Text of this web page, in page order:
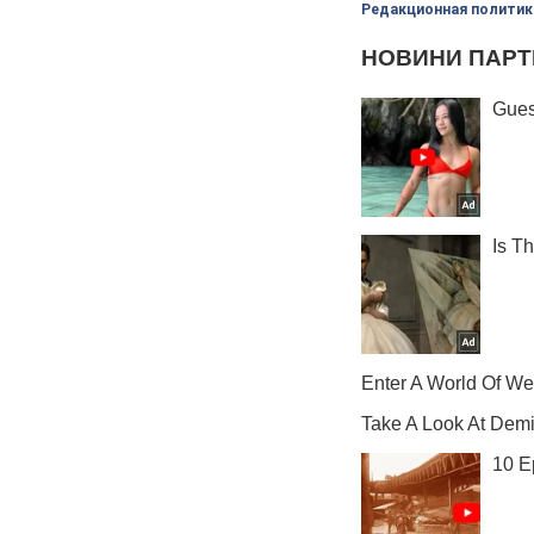
Редакционная